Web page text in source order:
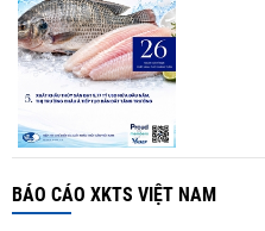
BÁO CÁO XKTS VIỆT NAM